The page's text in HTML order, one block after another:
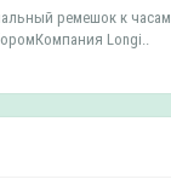
ремешок к часам
Longi..